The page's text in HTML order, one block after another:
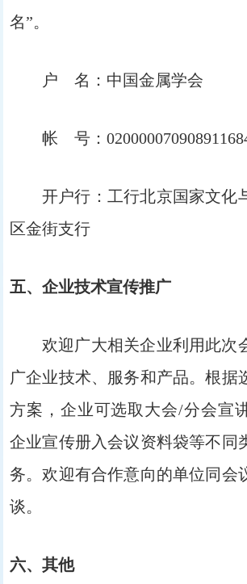
名”。
户 名：中国金属学会
帐 号：
开户行：工行北京国家文化
区金街支行
五、企业技术宣传推广
欢迎广大相关企业利用此次
广企业技术、服务和产品。根据
方案，企业可选取大会/分会宣
企业宣传册入会议资料袋等不同
务。欢迎有合作意向的单位同会
谈。
六、其他